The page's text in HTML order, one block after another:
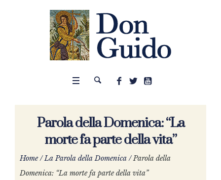
Parola della Domenica: “La
morte fa parte della vita”
Home /La Parola della Domenica /Parola della
Domenica: “La morte fa parte della vita”